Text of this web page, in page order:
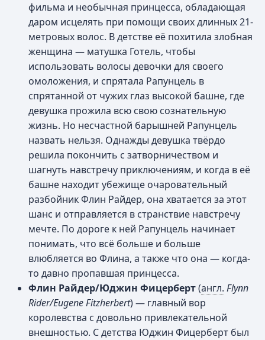
фильма и необычная принцесса, обладающая
даром исцелять при помощи своих длинных 21-
метровых волос. В детстве её похитила злобная
женщина — матушка Готель, чтобы
использовать волосы девочки для своего
омоложения, и спрятала Рапунцель в
спрятанной от чужих глаз высокой башне, где
девушка прожила всю свою сознательную
жизнь. Но несчастной барышней Рапунцель
назвать нельзя. Однажды девушка твёрдо
решила покончить с затворничеством и
шагнуть навстречу приключениям, и когда в её
башне находит убежище очаровательный
разбойник Флин Райдер, она хватается за этот
шанс и отправляется в странствие навстречу
мечте. По дороге к ней Рапунцель начинает
понимать, что всё больше и больше
влюбляется во Флина, а также что она — когда-
то давно пропавшая принцесса.
Флин Райдер/Юджин Фицерберт(англ. Flynn
Rider/Eugene Fitzherbert) — главный вор
королевства с довольно привлекательной
внешностью. С детства Юджин Фицерберт был